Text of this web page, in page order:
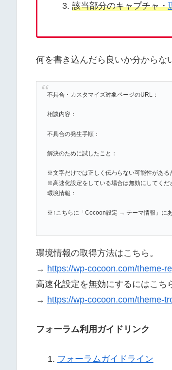
該当部分のキャプチャ・
何を書き込んだら良いか分からな
不具合・カスタマイズ対象ページのURL：
相談内容：
不具合の発生手順：
解決のために試したこと：
※文字だけでは正しく伝わらない可能性がある
※高速化設定をしている場合は無効にしてくだ
環境情報：
※↑こちらに「Cocoon設定 → テーマ情報」に
環境情報の取得方法はこちら。
→ https://wp-cocoon.com/theme-
高速化設定を無効にするにはこち
→ https://wp-cocoon.com/theme-
フォーラム利用ガイドリンク
フォーラムガイドライン